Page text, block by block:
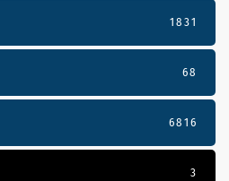
1831
68
6816
3